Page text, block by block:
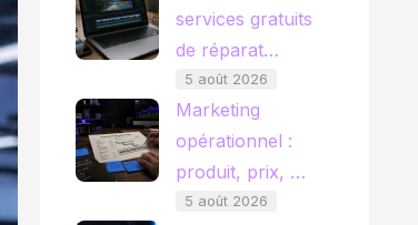
services gratuits
de réparat…
5 août 2026
Marketing
opérationnel :
produit, prix, …
5 août 2026